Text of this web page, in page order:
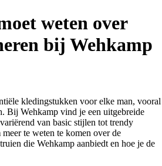
weten over
bij Wehkamp
kledingstukken voor elke man, vooral
Bij Wehkamp vind je een uitgebreide
van basic stijlen tot trendy
te weten te komen over de
die Wehkamp aanbiedt en hoe je de